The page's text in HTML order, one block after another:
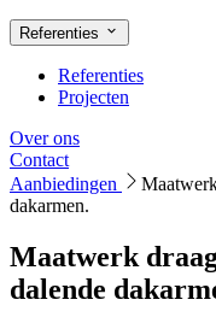
Referenties
Referenties
Projecten
Over ons
Contact
Aanbiedingen
dakarmen.
Maatwerk
dalende